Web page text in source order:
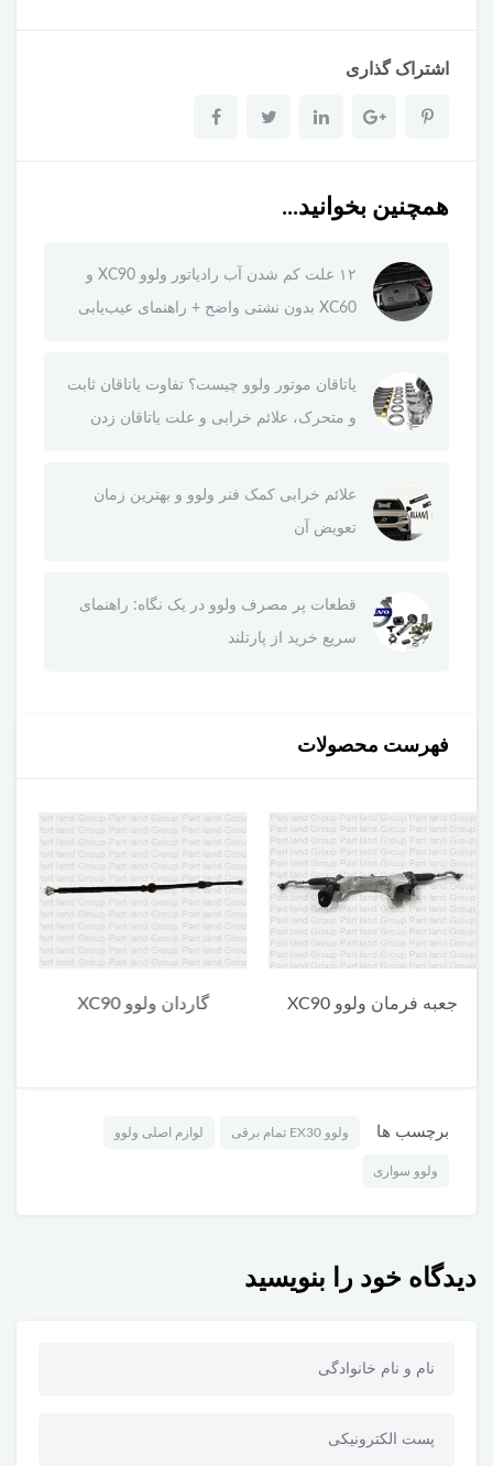
اشتراک گذاری
همچنین بخوانید...
۱۲ علت کم شدن آب رادیاتور ولوو XC90 و
XC60 بدون نشتی واضح + راهنمای عیب‌یابی
یاتاقان موتور ولوو چیست؟ تفاوت یاتاقان ثابت
و متحرک، علائم خرابی و علت یاتاقان زدن
علائم خرابی کمک فنر ولوو و بهترین زمان
تعویض آن
قطعات پر مصرف ولوو در یک نگاه: راهنمای
سریع خرید از پارتلند
فهرست محصولات
گاردان ولوو XC90
یونیت پایین چراغ جلو ولوو
برچسب ها ولوو EX30 تمام برقی لوازم اصلی ولوو
ولوو سواری
دیدگاه خود را بنویسید